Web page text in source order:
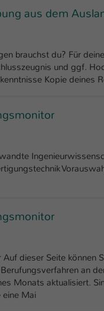
aus dem
brauchst du? Für
und ggf.
Kopie deines
dieser Seite können
an
Monats aktualisiert.
eine Mai